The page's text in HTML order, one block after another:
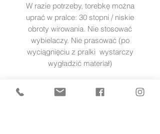
W razie potrzeby, torebkę można
uprać w pralce: 30 stopni / niskie
obroty wirowania. Nie stosować
wybielaczy. Nie prasować (po
wyciągnięciu z pralki wystarczy
wygładzić materiał)